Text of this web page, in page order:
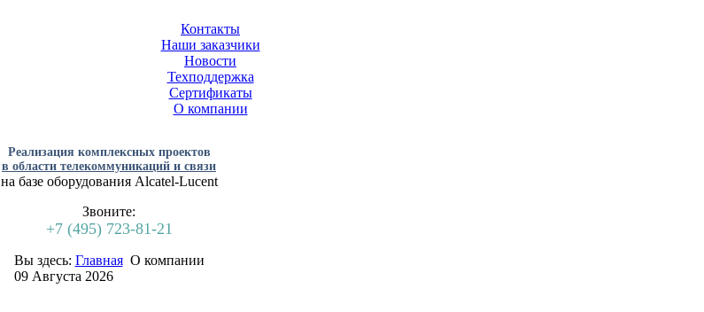
Контакты
Наши заказчики
Новости
Техподдержка
Сертификаты
О компании
Реализация комплексных проектов
в области телекоммуникаций и связи
на базе оборудования Alcatel-Lucent
Звоните:
+7 (495) 723-81-21
Вы здесь: Главная О компании
09 Августа 2026